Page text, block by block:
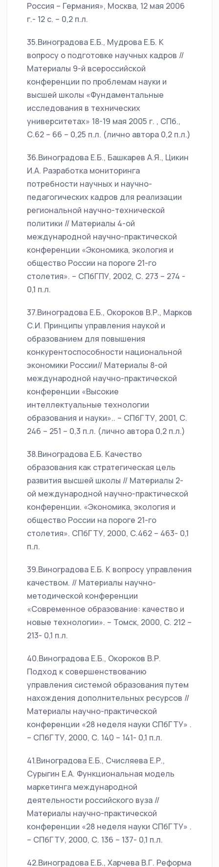
Россия – Германия», Москва, 12 мая 2006
г.- 12 с. – 0,2 п.л.
35.Виноградова Е.Б., Мудрова Е.Б. К
вопросу о подготовке научных кадров //
Материалы 9-й всероссийской
конференции по проблемам науки и
высшей школы «Фундаментальные
исследования в технических
университетах» 18-19 мая 2005 г. , СПб.,
С.62 – 66 – 0,25 п.л. (лично автора 0,2 п.л.)
36.Виноградова Е.Б., Башкарев А.Я., Цикин
И.А. Разработка мониторинга
потребности научных и научно-
педагогических кадров для реализации
региональной научно-технической
политики // Материалы 4-ой
международной научно-практической
конференции «Экономика, экология и
общество России на пороге 21-го
столетия». – СПбГПУ, 2002, С. 273 – 274 -
0,1 п.л.
37.Виноградова Е.Б., Окороков В.Р., Марков
С.И. Принципы управления наукой и
образованием для повышения
конкурентоспособности национальной
экономики России// Материалы 8-ой
международной научно-практической
конференции «Высокие
интеллектуальные технологии
образования и науки».. – СПбГТУ, 2001, С.
246 – 251 – 0,3 п.л. (лично автора 0,2 п.л.)
38.Виноградова Е.Б. Качество
образования как стратегическая цель
развития высшей школы // Материалы 2-
ой международной научно-практической
конференции. «Экономика, экология и
общество России на пороге 21-го
столетия». СПбГТУ, 2000, С.462 – 463- 0,1
п.л.
39.Виноградова Е.Б. К вопросу управления
качеством. // Материалы научно-
методической конференции
«Современное образование: качество и
новые технологии». – Томск, 2000, С. 212 –
213- 0,1 п.л.
40.Виноградова Е.Б., Окороков В.Р.
Подход к совершенствованию
управления системой образования путем
нахождения дополнительных ресурсов //
Материалы научно-практической
конференции «28 неделя науки СПбГТУ» .
– СПбГТУ, 2000, С. 140 – 141- 0,1 п.л.
41.Виноградова Е.Б., Счисляева Е.Р.,
Сурыгин Е.А. Функциональная модель
маркетинга международной
деятельности российского вуза //
Материалы научно-практической
конференции «28 неделя науки СПбГТУ» .
– СПбГТУ, 2000, С. 136 – 137- 0,1 п.л.
42.Виноградова Е.Б., Харчева В.Г. Реформа